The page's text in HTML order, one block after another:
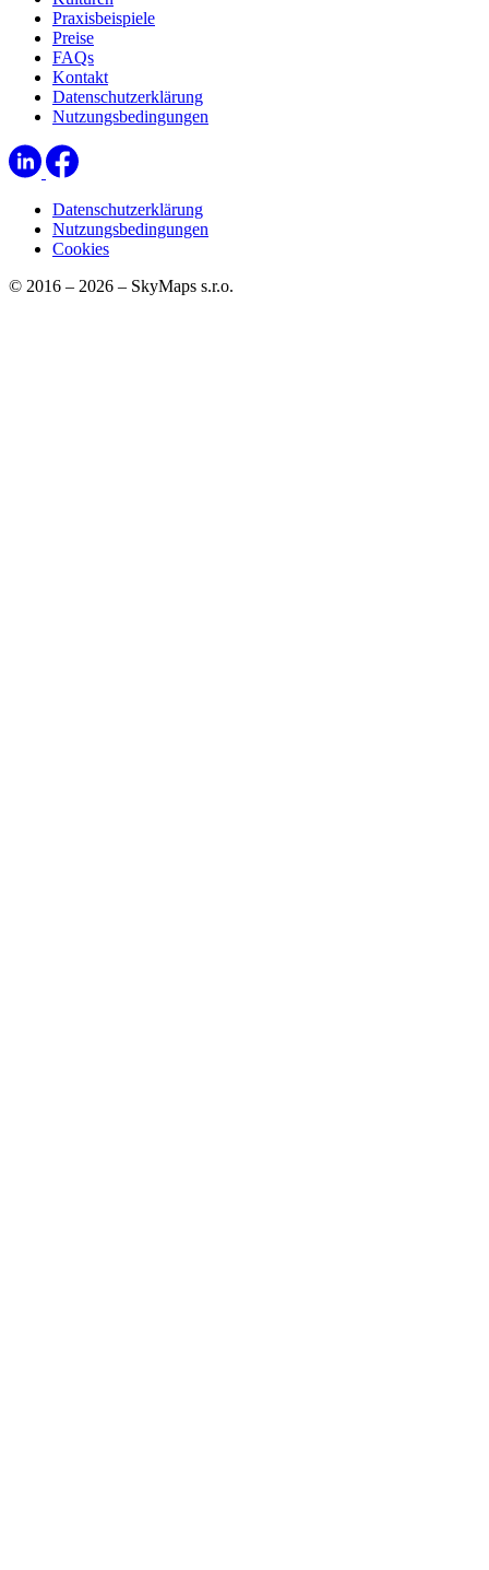
Praxisbeispiele
Preise
FAQs
Kontakt
Datenschutzerklärung
Nutzungsbedingungen
Datenschutzerklärung
Nutzungsbedingungen
Cookies
© 2016 – 2026 – SkyMaps s.r.o.